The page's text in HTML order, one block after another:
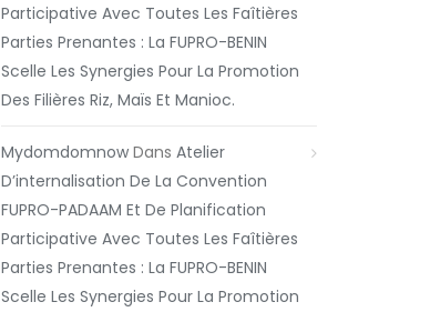
Participative Avec Toutes Les Faîtières
Parties Prenantes : La FUPRO-BENIN
Scelle Les Synergies Pour La Promotion
Des Filières Riz, Maïs Et Manioc.
Mydomdomnow Dans Atelier
D’internalisation De La Convention
FUPRO-PADAAM Et De Planification
Participative Avec Toutes Les Faîtières
Parties Prenantes : La FUPRO-BENIN
Scelle Les Synergies Pour La Promotion